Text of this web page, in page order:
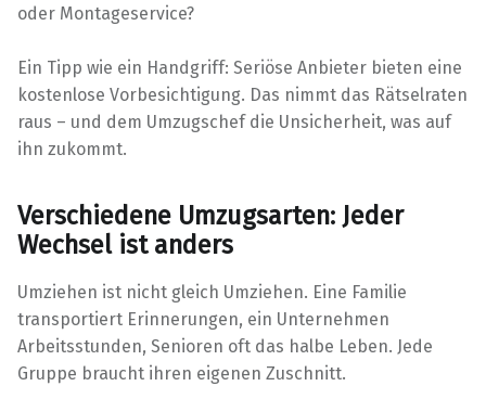
oder Montageservice?
Ein Tipp wie ein Handgriff: Seriöse Anbieter bieten eine
kostenlose Vorbesichtigung. Das nimmt das Rätselraten
raus – und dem Umzugschef die Unsicherheit, was auf
ihn zukommt.
Verschiedene Umzugsarten: Jeder
Wechsel ist anders
Umziehen ist nicht gleich Umziehen. Eine Familie
transportiert Erinnerungen, ein Unternehmen
Arbeitsstunden, Senioren oft das halbe Leben. Jede
Gruppe braucht ihren eigenen Zuschnitt.